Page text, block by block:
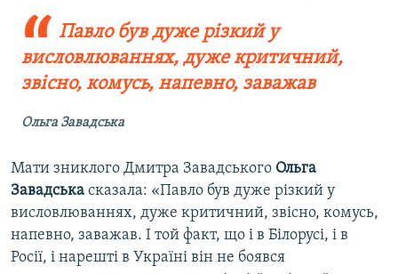
Павло був дуже різкий у
висловлюваннях, дуже критичний,
звісно, комусь, напевно, заважав
Ольга Завадська
Мати зниклого Дмитра Завадського Ольга
Завадська сказала: «Павло був дуже різкий у
висловлюваннях, дуже критичний, звісно, комусь,
напевно, заважав. І той факт, що і в Білорусі, і в
Росії, і нарешті в Україні він не боявся